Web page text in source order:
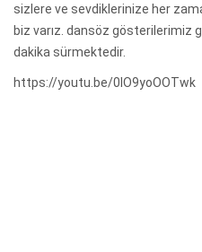
sizlere ve sevdiklerinize her
biz varız. dansöz gösterilerimiz
dakika sürmektedir.
https://youtu.be/0IO9yoOOTwk